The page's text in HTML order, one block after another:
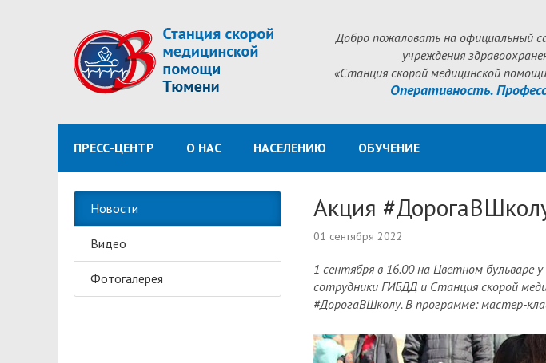
Добро пожаловать на официальный
учреждения
«Станция скорой медицинской
Оперативность.
ПРЕСС-ЦЕНТР О НАС НАСЕЛЕНИЮ ОБУЧЕНИЕ
Новости
Видео
Фотогалерея
Акция
01 сентября 2022
1 сентября в 16.00 на Цветном бульваре
сотрудники ГИБДД и Станция скорой
#ДорогаВШколу. В программе: мастер-